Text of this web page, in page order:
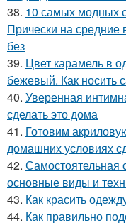
38. 10 самых модных
Прически на средние
без
39. Цвет карамель в
бежевый. Как носить
40. Уверенная
сделать это дома
41. Готовим
домашних условиях
42. Самостоятельная
основные виды и
43. Как красить
44. Как правильно